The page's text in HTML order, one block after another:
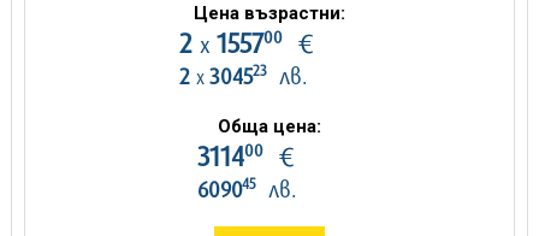
Цена възрастни:
2 х 155700€
2 х 304523лв.
Обща цена:
311400€
609045лв.